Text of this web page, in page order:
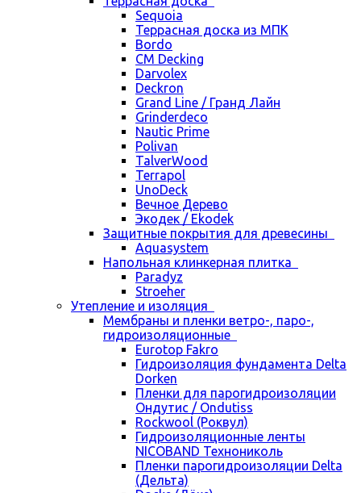
Sequoia
Террасная доска из МПК
Bordo
CM Decking
Darvolex
Deckron
Grand Line / Гранд Лайн
Grinderdeco
Nautic Prime
Polivan
TalverWood
Terrapol
UnoDeck
Вечное Дерево
Экодек / Ekodek
Защитные покрытия для древесины
Aquasystem
Напольная клинкерная плитка
Paradyz
Stroeher
Утепление и изоляция
Мембраны и пленки ветро-, паро-,
гидроизоляционные
Eurotop Fakro
Гидроизоляция фундамента Delta
Dorken
Пленки для парогидроизоляции
Ондутис / Ondutiss
Rockwool (Роквул)
Гидроизоляционные ленты
NICOBAND Технониколь
Пленки парогидроизоляции Delta
(Дельта)